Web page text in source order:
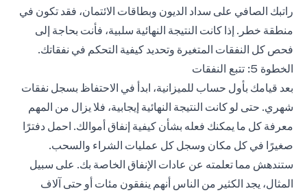
راتبك الصافي على سداد الديون وبطاقات الائتمان، فقد تكون في
منطقة خطر. إذا كانت النتيجة النهائية سلبية، فأنت بحاجة إلى
فحص كل النفقات المتغيرة وتحديد كيفية التحكم في نفقاتك.
الخطوة 5: تتبع النفقات
بعد قيامك بأول حساب للميزانية، ابدأ في الاحتفاظ بسجل نفقات
شهري. حتى لو كانت النتيجة النهائية إيجابية، فلا يزال من المهم
معرفة كل ما يمكنك فعله بشأن كيفية إنفاق أموالك. احمل دفترًا
صغيرًا في كل مكان وسجل كل عمليات الشراء والسحب.
ستندهش مما تعلمته عن عادات الإنفاق الخاصة بك. على سبيل
المثال، يجد الكثير من الناس أنهم ينفقون مئات أو حتى آلاف